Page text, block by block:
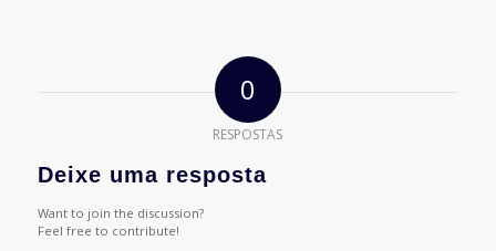
0
RESPOSTAS
Deixe uma resposta
Want to join the discussion?
Feel free to contribute!